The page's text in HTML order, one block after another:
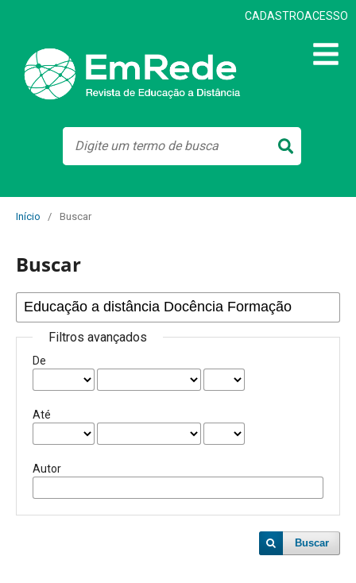
CADASTROACESSO
Início / Buscar
Buscar
Filtros avançados
De
Até
Autor
Buscar